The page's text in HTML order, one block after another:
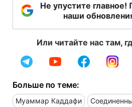
Не упустите
наши
Или читайте нас там,
Больше по теме:
Муаммар Каддафи